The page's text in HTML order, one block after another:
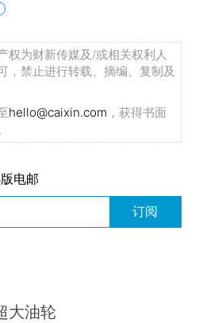
权为财新传媒及/或相关权利人
，禁止进行转载、摘编、复制及
hello@caixin.com ，获得书面
电邮
订阅
大油轮